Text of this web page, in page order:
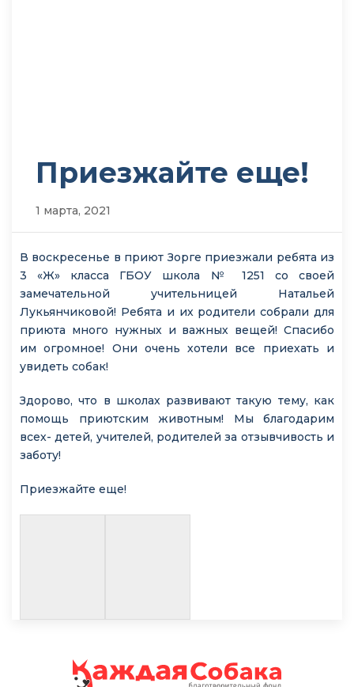
Приезжайте еще!
1 марта, 2021
В воскресенье в приют Зорге приезжали ребята из
3 «Ж» класса ГБОУ школа № 1251 со своей
замечательной учительницей Натальей
Лукьянчиковой! Ребята и их родители собрали для
приюта много нужных и важных вещей! Спасибо
им огромное! Они очень хотели все приехать и
увидеть собак!
Здорово, что в школах развивают такую тему, как
помощь приютским животным! Мы благодарим
всех- детей, учителей, родителей за отзывчивость и
заботу!
Приезжайте еще!